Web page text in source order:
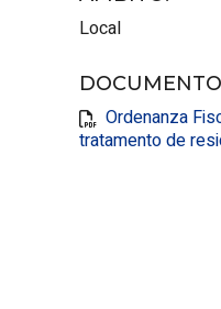
Local
Ordenanza
tratamento de